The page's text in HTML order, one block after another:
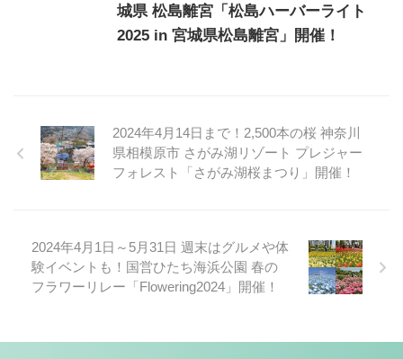
城県 松島離宮「松島ハーバーライト
2025 in 宮城県松島離宮」開催！
2024年4月14日まで！2,500本の桜 神奈川
県相模原市 さがみ湖リゾート プレジャー
フォレスト「さがみ湖桜まつり」開催！
2024年4月1日～5月31日 週末はグルメや体
験イベントも！国営ひたち海浜公園 春の
フラワーリレー「Flowering2024」開催！